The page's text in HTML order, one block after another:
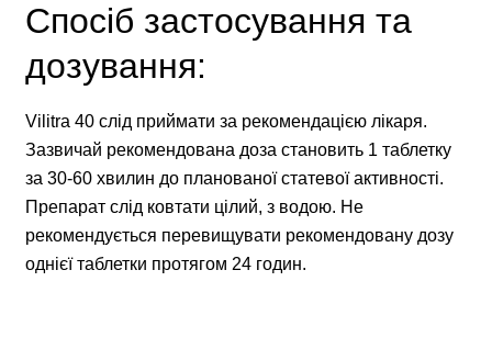
Спосіб застосування та
дозування:
Vilitra 40 слід приймати за рекомендацією лікаря.
Зазвичай рекомендована доза становить 1 таблетку
за 30-60 хвилин до планованої статевої активності.
Препарат слід ковтати цілий, з водою. Не
рекомендується перевищувати рекомендовану дозу
однієї таблетки протягом 24 годин.